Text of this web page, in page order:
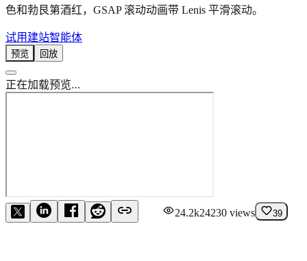
色和勃艮第酒红，GSAP 滚动动画带 Lenis 平滑滚动。
试用建站智能体
预览 回放
正在加载预览…
24.2k24230 views 39